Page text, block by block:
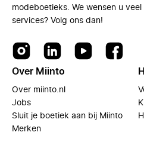
modeboetieks. We wensen u
services? Volg ons dan!
Over Miinto
Over miinto.nl
Jobs
Sluit je boetiek aan bij Miinto
Merken